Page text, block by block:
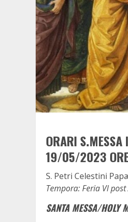
ORARI S.MESSA
19/05/2023
S. Petri Celestini
Tempora: Feria VI
SANTA MESSA/HOLY